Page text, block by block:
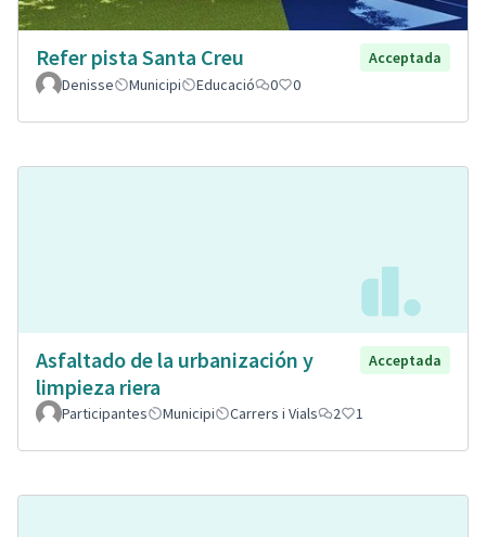
Refer pista Santa Creu
Acceptada
Denisse
Municipi Educació 0 0
Asfaltado de la urbanización y
limpieza riera
Acceptada
Participantes Municipi Carrers i Vials 2 1